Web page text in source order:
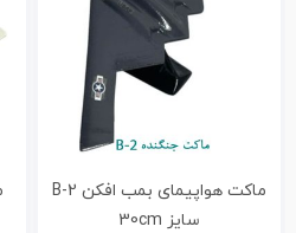
ماکت هواپیمای بمب افکن B-2
سایز 30cm